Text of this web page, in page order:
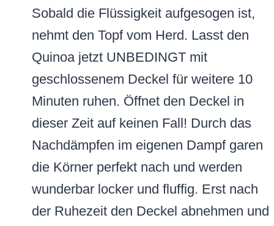
Sobald die Flüssigkeit aufgesogen ist,
nehmt den Topf vom Herd. Lasst den
Quinoa jetzt UNBEDINGT mit
geschlossenem Deckel für weitere 10
Minuten ruhen. Öffnet den Deckel in
dieser Zeit auf keinen Fall! Durch das
Nachdämpfen im eigenen Dampf garen
die Körner perfekt nach und werden
wunderbar locker und fluffig. Erst nach
der Ruhezeit den Deckel abnehmen und